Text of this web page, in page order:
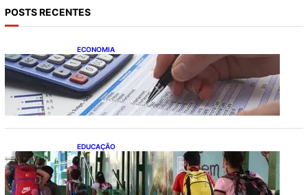
POSTS RECENTES
ECONOMIA
Busca dos brasileiros por crédito cresce
16,5%; Mato Grosso lidera ranking entre
estados
EDUCAÇÃO
Ensino fundamental melhora nas redes
municipais